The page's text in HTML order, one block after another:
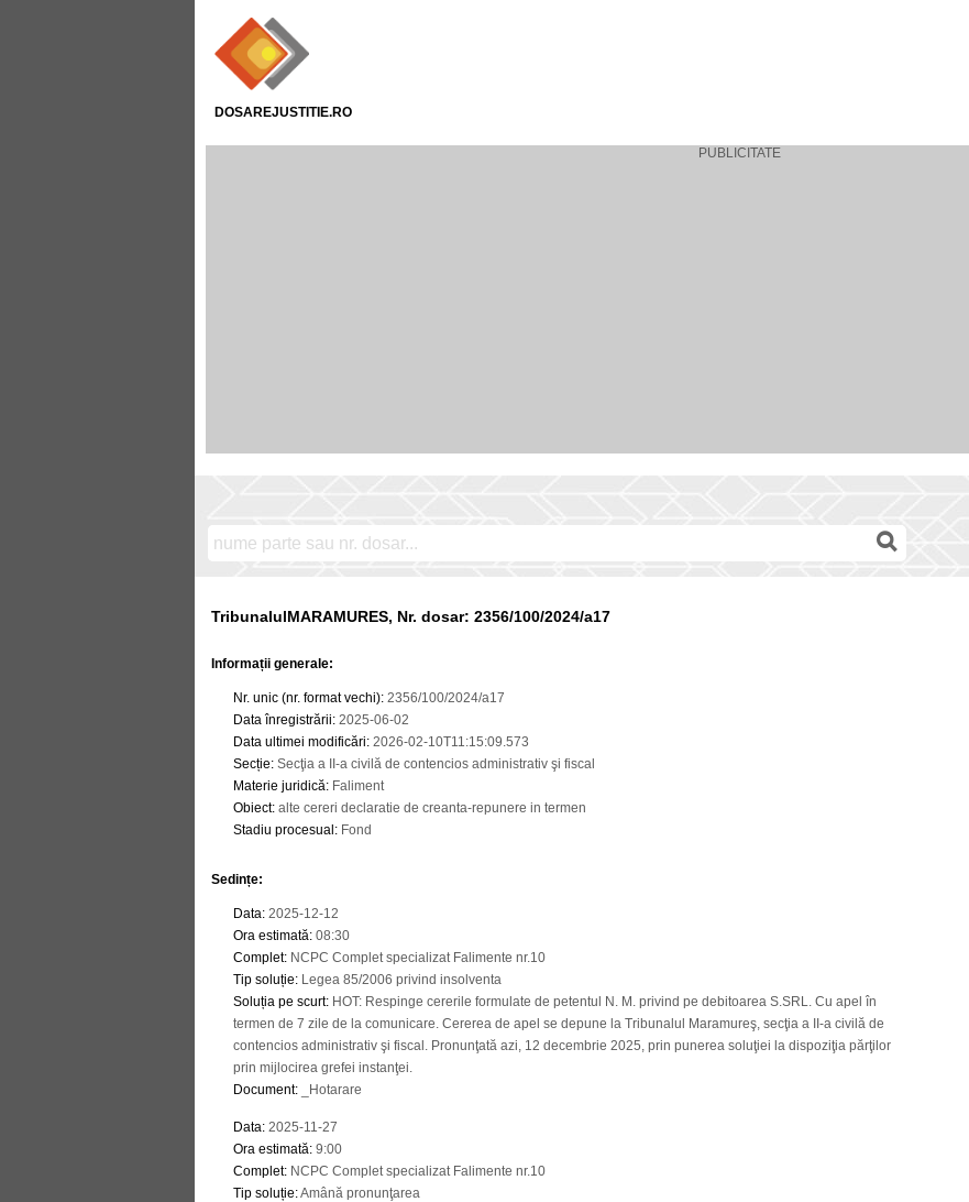
DOSAREJUSTITIE.RO
TribunalulMARAMURES, Nr. dosar: 2356/100/2024/a17
Informații generale:
Nr. unic (nr. format vechi): 2356/100/2024/a17
Data înregistrării: 2025-06-02
Data ultimei modificări: 2026-02-10T11:15:09.573
Secție: Secţia a II-a civilă de contencios administrativ şi fiscal
Materie juridică: Faliment
Obiect: alte cereri declaratie de creanta-repunere in termen
Stadiu procesual : Fond
Sedințe:
Data: 2025-12-12
Ora estimată: 08:30
Complet: NCPC Complet specializat Falimente nr.10
Tip soluție: Legea 85/2006 privind insolventa
Soluția pe scurt: HOT: Respinge cererile formulate de petentul N. M. privind pe debitoarea S.SRL. Cu apel în
termen de 7 zile de la comunicare. Cererea de apel se depune la Tribunalul Maramureş, secţia a II-a civilă de
contencios administrativ şi fiscal. Pronunţată azi, 12 decembrie 2025, prin punerea soluţiei la dispoziţia părţilor
prin mijlocirea grefei instanţei.
Document: _Hotarare
Data: 2025-11-27
Ora estimată: 9:00
Complet: NCPC Complet specializat Falimente nr.10
Tip soluție:Amână pronunţarea